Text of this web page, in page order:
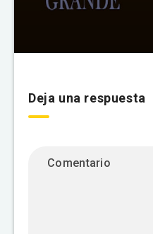
Deja una respuesta